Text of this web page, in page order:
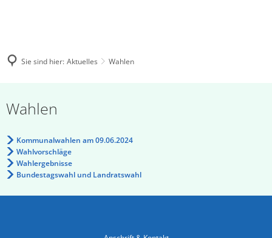
Sie sind hier: Aktuelles Wahlen
Wahlen
Kommunalwahlen am 09.06.2024
Wahlvorschläge
Wahlergebnisse
Bundestagswahl und Landratswahl